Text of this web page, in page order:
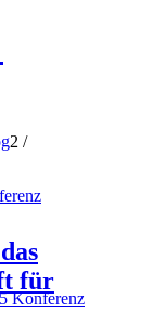
Konferenz
2 /
für